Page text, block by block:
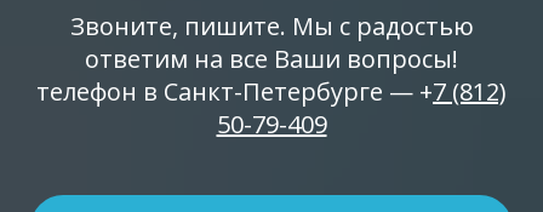
Звоните, пишите. Мы с радостью
ответим на все Ваши вопросы!
телефон в Санкт-Петербурге — +7 (812)
50-79-409